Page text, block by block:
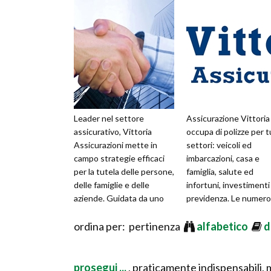
Leader nel settore
assicurativo, Vittoria
Assicurazioni mette in
campo strategie efficaci
per la tutela delle persone,
delle famiglie e delle
aziende. Guidata da uno
continu
Assicurazione Vittoria
occupa di polizze per
settori: veicoli ed
imbarcazioni, casa e
famiglia, salute ed
infortuni, investimenti
previdenza. Le
innovative,
ordina per: pertinenza alfabetico
prosegui ..., praticamente indispensabili,